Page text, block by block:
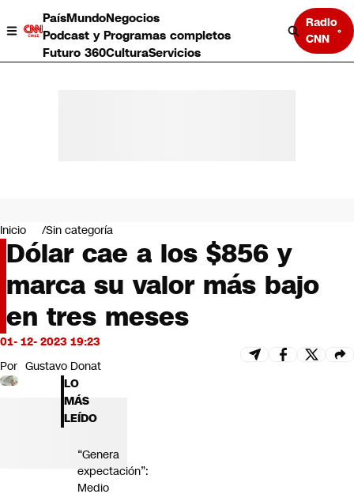
PaísMundoNegocios
Podcast y Programas completos
Futuro 360CulturaServicios
Radio
CNN
Negocios
Deportes
Programas completos
Cultura
Servicios
Bits
CNN tiempo
Futuro 360
Opinión
Inicio Sin categoría
Dólar cae a los $856 y
marca su valor más bajo
en tres meses
01- 12- 2023 19:23
Por Gustavo Donat
LO
MÁS
LEÍDO
“Genera
expectación”:
Medio